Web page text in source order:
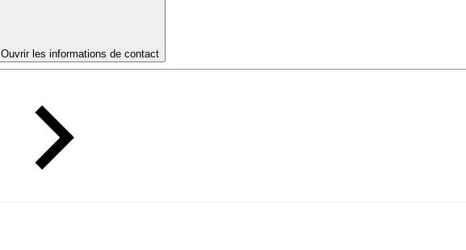
Ouvrir les informations de contact